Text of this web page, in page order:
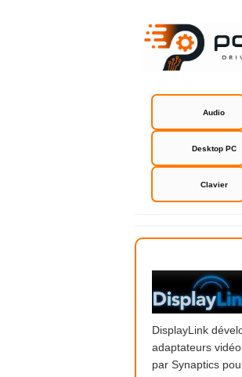
Audio
Desktop PC
Clavier
DisplayLink
adaptateurs
par Synaptics